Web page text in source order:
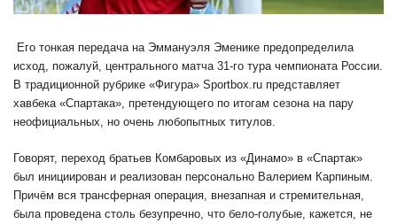
Его тонкая передача на Эммануэля Эменике предопределила
исход, пожалуй, центрального матча 31-го тура чемпионата России.
В традиционной рубрике «Фигура» Sportbox.ru представляет
хавбека «Спартака», претендующего по итогам сезона на пару
неофициальных, но очень любопытных титулов.
Говорят, переход братьев Комбаровых из «Динамо» в «Спартак»
был инициирован и реализован персонально Валерием Карпиным.
Причём вся трансферная операция, внезапная и стремительная,
была проведена столь безупречно, что бело-голубые, кажется, не